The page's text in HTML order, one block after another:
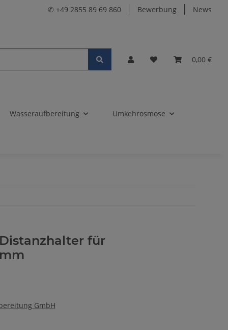
✆ +49 2855 89 69 860 Bewerbung News
0,00 €
Wasseraufbereitung Umkehrosmose
für
GmbH